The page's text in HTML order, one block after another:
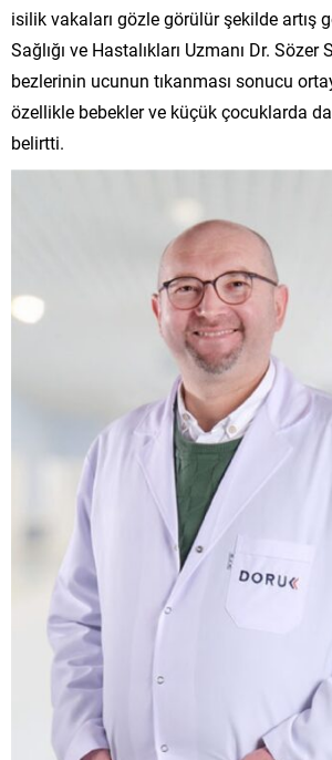
isilik vakaları gözle görülür şekilde artış
Sağlığı ve Hastalıkları Uzmanı Dr. Sözer
bezlerinin ucunun tıkanması sonucu
özellikle bebekler ve küçük çocuklarda
belirtti.